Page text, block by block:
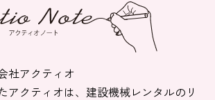
社アクティオ
アクティオは、建設機械レンタルのリ